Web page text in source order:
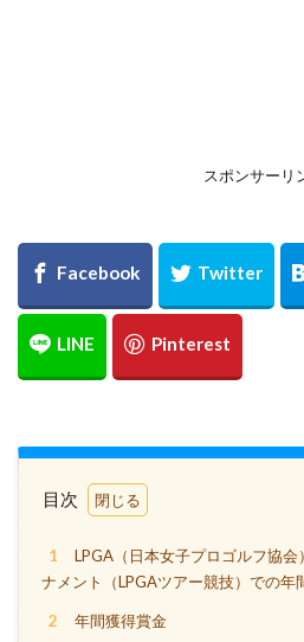
スポンサーリ
目次
1
LPGA（日本女子プロゴルフ協
ナメント（LPGAツアー競技）での年
2 年間獲得賞金